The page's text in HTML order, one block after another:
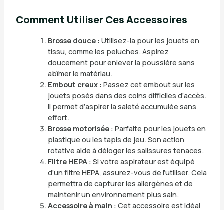
Comment Utiliser Ces Accessoires
Brosse douce: Utilisez-la pour les jouets en
tissu, comme les peluches. Aspirez
doucement pour enlever la poussière sans
abîmer le matériau.
Embout creux: Passez cet embout sur les
jouets posés dans des coins difficiles d’accès.
Il permet d’aspirer la saleté accumulée sans
effort.
Brosse motorisée: Parfaite pour les jouets en
plastique ou les tapis de jeu. Son action
rotative aide à déloger les salissures tenaces.
Filtre HEPA: Si votre aspirateur est équipé
d’un filtre HEPA, assurez-vous de l’utiliser. Cela
permettra de capturer les allergènes et de
maintenir un environnement plus sain.
Accessoire à main : Cet accessoire est idéal